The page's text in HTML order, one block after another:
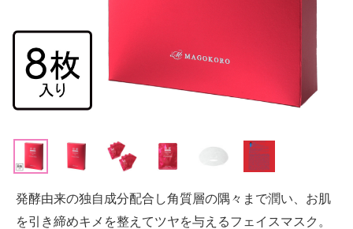
発酵由来の独自成分配合し角質層の隅々まで潤い、お肌
を引き締めキメを整えてツヤを与えるフェイスマスク。